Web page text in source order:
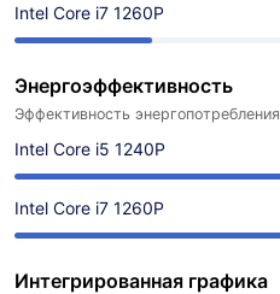
Intel Core i7 1260P
Энергоэффективность
Эффективность энергопотребления
Intel Core i5 1240P
Intel Core i7 1260P
Интегрированная графика